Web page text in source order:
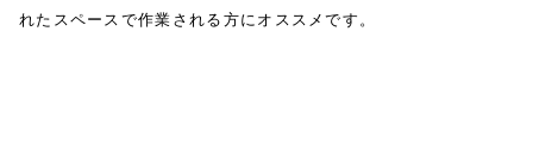
れたスペースで作業される方にオススメです。